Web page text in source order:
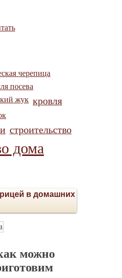
черепица
посева
жук кровля
строительство
дома
в домашних
можно